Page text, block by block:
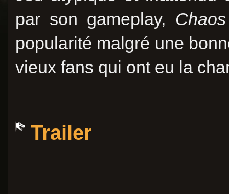
par son gameplay,
popularité malgré une
vieux fans qui ont eu la
Trailer